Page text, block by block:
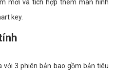
mới và tích hợp thêm màn hình
key.
với 3 phiên bản bao gồm bản tiêu